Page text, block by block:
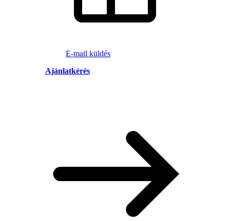
E-mail küldés
Ajánlatkérés